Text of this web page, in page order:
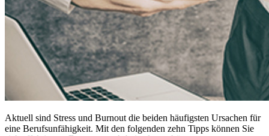
Aktuell sind Stress und Burnout die beiden häufigsten Ursachen für
eine Berufsunfähigkeit. Mit den folgenden zehn Tipps können Sie